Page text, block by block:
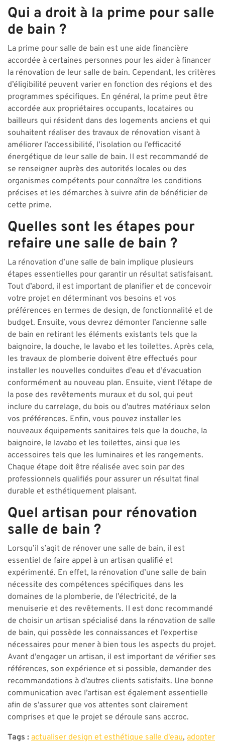
Qui a droit à la prime pour salle
de bain ?
La prime pour salle de bain est une aide financière
accordée à certaines personnes pour les aider à financer
la rénovation de leur salle de bain. Cependant, les critères
d’éligibilité peuvent varier en fonction des régions et des
programmes spécifiques. En général, la prime peut être
accordée aux propriétaires occupants, locataires ou
bailleurs qui résident dans des logements anciens et qui
souhaitent réaliser des travaux de rénovation visant à
améliorer l’accessibilité, l’isolation ou l’efficacité
énergétique de leur salle de bain. Il est recommandé de
se renseigner auprès des autorités locales ou des
organismes compétents pour connaître les conditions
précises et les démarches à suivre afin de bénéficier de
cette prime.
Quelles sont les étapes pour
refaire une salle de bain ?
La rénovation d’une salle de bain implique plusieurs
étapes essentielles pour garantir un résultat satisfaisant.
Tout d’abord, il est important de planifier et de concevoir
votre projet en déterminant vos besoins et vos
préférences en termes de design, de fonctionnalité et de
budget. Ensuite, vous devrez démonter l’ancienne salle
de bain en retirant les éléments existants tels que la
baignoire, la douche, le lavabo et les toilettes. Après cela,
les travaux de plomberie doivent être effectués pour
installer les nouvelles conduites d’eau et d’évacuation
conformément au nouveau plan. Ensuite, vient l’étape de
la pose des revêtements muraux et du sol, qui peut
inclure du carrelage, du bois ou d’autres matériaux selon
vos préférences. Enfin, vous pouvez installer les
nouveaux équipements sanitaires tels que la douche, la
baignoire, le lavabo et les toilettes, ainsi que les
accessoires tels que les luminaires et les rangements.
Chaque étape doit être réalisée avec soin par des
professionnels qualifiés pour assurer un résultat final
durable et esthétiquement plaisant.
Quel artisan pour rénovation
salle de bain ?
Lorsqu’il s’agit de rénover une salle de bain, il est
essentiel de faire appel à un artisan qualifié et
expérimenté. En effet, la rénovation d’une salle de bain
nécessite des compétences spécifiques dans les
domaines de la plomberie, de l’électricité, de la
menuiserie et des revêtements. Il est donc recommandé
de choisir un artisan spécialisé dans la rénovation de salle
de bain, qui possède les connaissances et l’expertise
nécessaires pour mener à bien tous les aspects du projet.
Avant d’engager un artisan, il est important de vérifier ses
références, son expérience et si possible, demander des
recommandations à d’autres clients satisfaits. Une bonne
communication avec l’artisan est également essentielle
afin de s’assurer que vos attentes sont clairement
comprises et que le projet se déroule sans accroc.
Tags : actualiser design et esthétique salle d'eau, adopter